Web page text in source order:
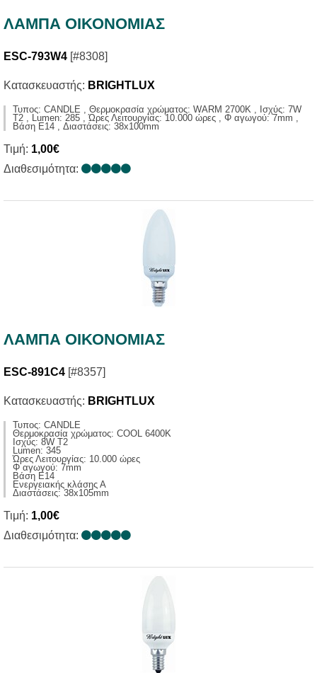
ΛΑΜΠΑ ΟΙΚΟΝΟΜΙΑΣ
ESC-793W4 [#8308]
Κατασκευαστής: BRIGHTLUX
Τυπος: CANDLE , Θερμοκρασία χρώματος: WARM 2700K , Ισχύς: 7W
T2 , Lumen: 285 , Ώρες Λειτουργίας: 10.000 ώρες , Φ αγωγού: 7mm ,
Βάση E14 , Διαστάσεις: 38x100mm
Τιμή: 1,00€
Διαθεσιμότητα:
ΛΑΜΠΑ ΟΙΚΟΝΟΜΙΑΣ
ESC-891C4 [#8357]
Κατασκευαστής: BRIGHTLUX
Τυπος: CANDLE
Θερμοκρασία χρώματος: COOL 6400K
Ισχύς: 8W T2
Lumen: 345
Ώρες Λειτουργίας: 10.000 ώρες
Φ αγωγού: 7mm
Βάση E14
Ενεργειακής κλάσης Α
Διαστάσεις: 38x105mm
Τιμή: 1,00€
Διαθεσιμότητα: